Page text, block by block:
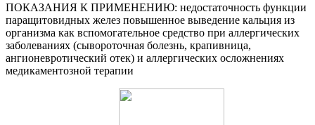
ПОКАЗАНИЯ К ПРИМЕНЕНИЮ: недостаточность функции
паращитовидных желез повышенное выведение кальция из
организма как вспомогательное средство при аллергических
заболеваниях (сывороточная болезнь, крапивница,
ангионевротический отек) и аллергических осложнениях
медикаментозной терапии